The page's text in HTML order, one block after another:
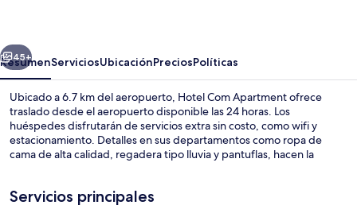
Siguiente
45+
ResumenServiciosUbicaciónPreciosPolíticas
Ubicado a 6.7 km del aeropuerto, Hotel Com Apartment ofrece
traslado desde el aeropuerto disponible las 24 horas. Los
huéspedes disfrutarán de servicios extra sin costo, como wifi y
estacionamiento. Detalles en sus departamentos como ropa de
cama de alta calidad, regadera tipo lluvia y pantuflas, hacen la
Servicios principales